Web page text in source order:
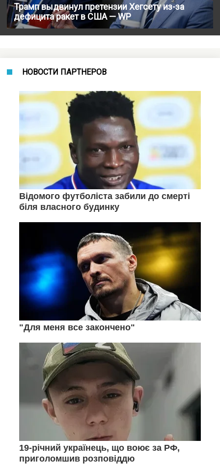
Трамп выдвинул претензии Хегсету из-за
дефицита ракет в США — WP
НОВОСТИ ПАРТНЕРОВ